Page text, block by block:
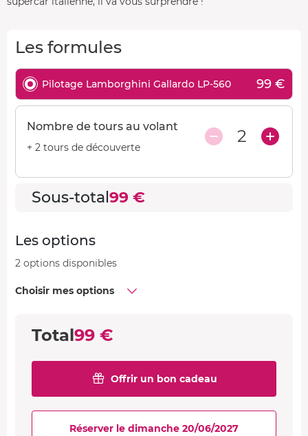
Les formules
Pilotage Lamborghini Gallardo LP-560 99 €
Nombre de tours au volant
+ 2 tours de découverte
2
Sous-total99 €
Les options
2 options disponibles
Choisir mes options
Total99 €
Offrir un bon cadeau
Réserver le dimanche 20/06/2027